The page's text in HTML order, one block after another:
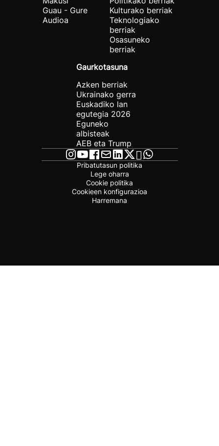
Guau - Gure
Audioa
Kulturako berriak
Teknologiako
berriak
Osasuneko
berriak
Gaurkotasuna
Azken berriak
Ukrainako gerra
Euskadiko lan
egutegia 2026
Eguneko
albisteak
AEB eta Trump
Pribatutasun politika
Lege oharra
Cookie politika
Cookieen konfigurazioa
Harremana